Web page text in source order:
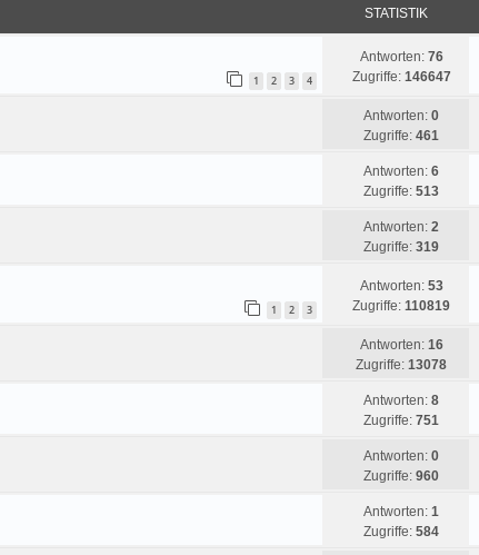
STATISTIK
1 2 3 4
Antworten: 76
Zugriffe: 146647
Antworten: 0
Zugriffe: 461
Antworten: 6
Zugriffe: 513
Antworten: 2
Zugriffe: 319
1 2 3
Antworten: 53
Zugriffe: 110819
Antworten: 16
Zugriffe: 13078
Antworten: 8
Zugriffe: 751
Antworten: 0
Zugriffe: 960
Antworten: 1
Zugriffe: 584